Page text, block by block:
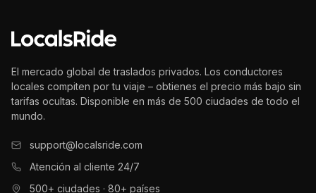
El mercado global de traslados privados. Los conductores
locales compiten por tu viaje – obtienes el precio más bajo sin
tarifas ocultas. Disponible en más de 500 ciudades de todo el
mundo.
support@localsride.com
Atención al cliente 24/7
500+ ciudades · 80+ países